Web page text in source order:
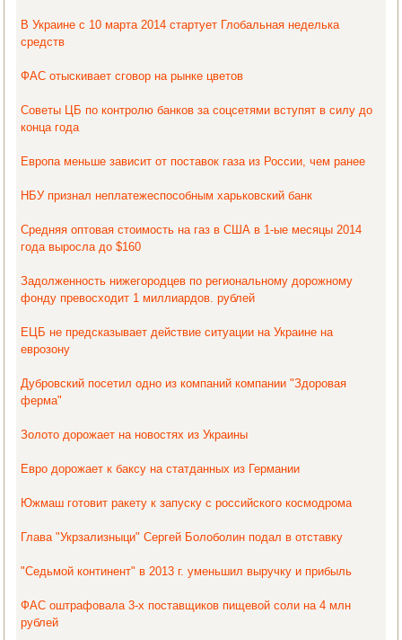
В Украине с 10 марта 2014 стартует Глобальная неделька
средств
ФАС отыскивает сговор на рынке цветов
Советы ЦБ по контролю банков за соцсетями вступят в силу до
конца года
Европа меньше зависит от поставок газа из России, чем ранее
НБУ признал неплатежеспособным харьковский банк
Средняя оптовая стоимость на газ в США в 1-ые месяцы 2014
года выросла до $160
Задолженность нижегородцев по региональному дорожному
фонду превосходит 1 миллиардов. рублей
ЕЦБ не предсказывает действие ситуации на Украине на
еврозону
Дубровский посетил одно из компаний компании "Здоровая
ферма"
Золото дорожает на новостях из Украины
Евро дорожает к баксу на статданных из Германии
Южмаш готовит ракету к запуску с российского космодрома
Глава "Укрзализныци" Сергей Болоболин подал в отставку
"Седьмой континент" в 2013 г. уменьшил выручку и прибыль
ФАС оштрафовала 3-х поставщиков пищевой соли на 4 млн
рублей